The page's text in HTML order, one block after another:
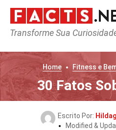
Transforme Sua
Home Fitness e
30 Fatos
Escrito Por:
Modified &